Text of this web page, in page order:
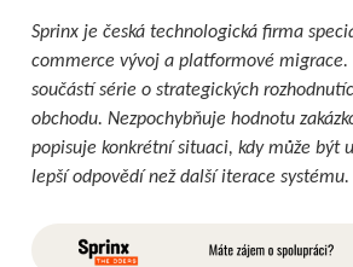
Sprinx je česká technologická firma
commerce vývoj a platformové migrace.
součástí série o strategických
obchodu. Nezpochybňuje hodnotu
popisuje konkrétní situaci, kdy může být
lepší odpovědí než další iterace systému.